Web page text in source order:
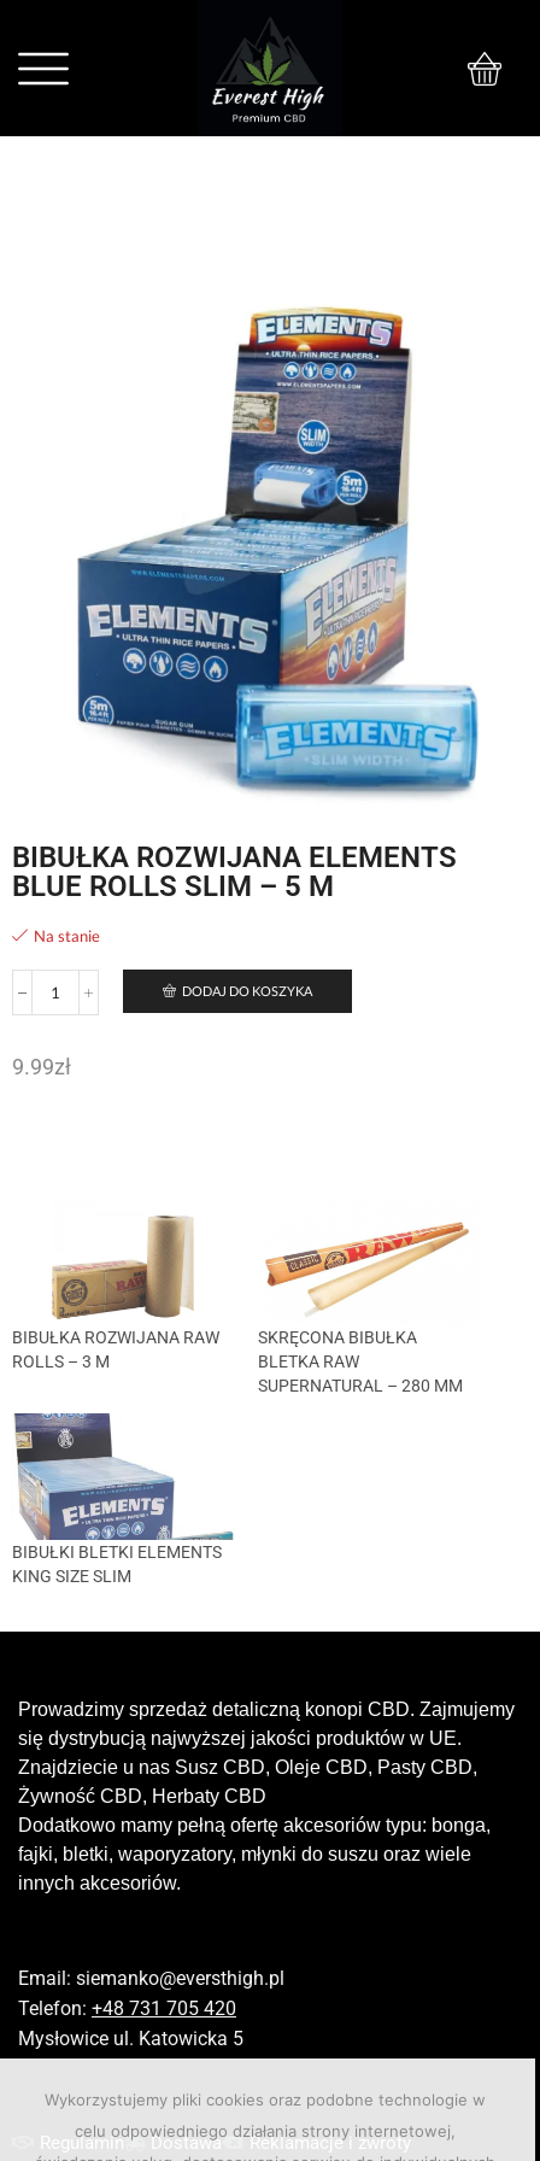
BIBUŁKA ROZWIJANA ELEMENTS
BLUE ROLLS SLIM – 5 M
Na stanie
DODAJ DO KOSZYKA
9.99zł
BIBUŁKA ROZWIJANA RAW
ROLLS – 3 M
SKRĘCONA BIBUŁKA
BLETKA RAW
SUPERNATURAL – 280 MM
BIBUŁKI BLETKI ELEMENTS
KING SIZE SLIM
Prowadzimy sprzedaż detaliczną konopi CBD. Zajmujemy
się dystrybucją najwyższej jakości produktów w UE.
Znajdziecie u nas Susz CBD, Oleje CBD, Pasty CBD,
Żywność CBD, Herbaty CBD
Dodatkowo mamy pełną ofertę akcesoriów typu: bonga,
fajki, bletki, waporyzatory, młynki do suszu oraz wiele
innych akcesoriów.
Email: siemanko@eversthigh.pl
Telefon: +48 731 705 420
Mysłowice ul. Katowicka 5
Regulamin Dostawa Reklamacje i zwroty
Wykorzystujemy pliki cookies oraz podobne technologie w
celu odpowiedniego działania strony internetowej,